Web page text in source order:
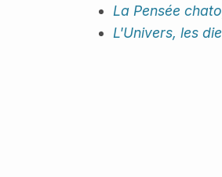
La Pensée
L'Univers, les